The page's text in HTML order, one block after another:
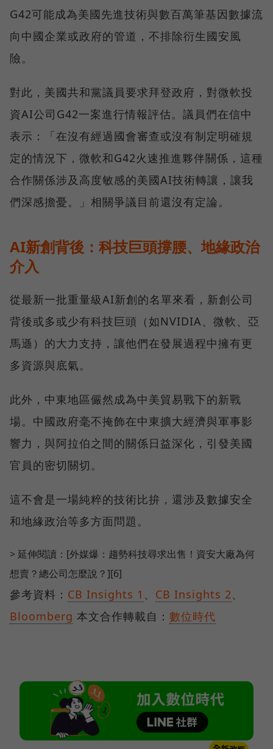
G42可能成為美國先進技術與數百萬筆基因數據流
向中國企業或政府的管道，不排除衍生國安風
險。
對此，美國共和黨議員要求拜登政府，對微軟投
資AI公司G42一案進行情報評估。議員們在信中
表示：「在沒有經過國會審查或沒有制定明確規
定的情況下，微軟和G42火速推進夥伴關係，這種
合作關係涉及高度敏感的美國AI技術轉讓，讓我
們深感擔憂。」相關爭議目前還沒有定論。
AI新創背後：科技巨頭撐腰、地緣政治
介入
從最新一批重量級AI新創的名單來看，新創公司
背後或多或少有科技巨頭（如NVIDIA、微軟、亞
馬遜）的大力支持，讓他們在發展過程中擁有更
多資源與底氣。
此外，中東地區儼然成為中美貿易戰下的新戰
場。中國政府毫不掩飾在中東擴大經濟與軍事影
響力，與阿拉伯之間的關係日益深化，引發美國
官員的密切關切。
這不會是一場純粹的技術比拚，還涉及數據安全
和地緣政治等多方面問題。
> 延伸閱讀：[外媒爆：趨勢科技尋求出售！資安大廠為何
想賣？總公司怎麼說？][6]
參考資料： CB Insights 1 CB Insights 2
Bloomberg 本文合作轉載自： 數位時代